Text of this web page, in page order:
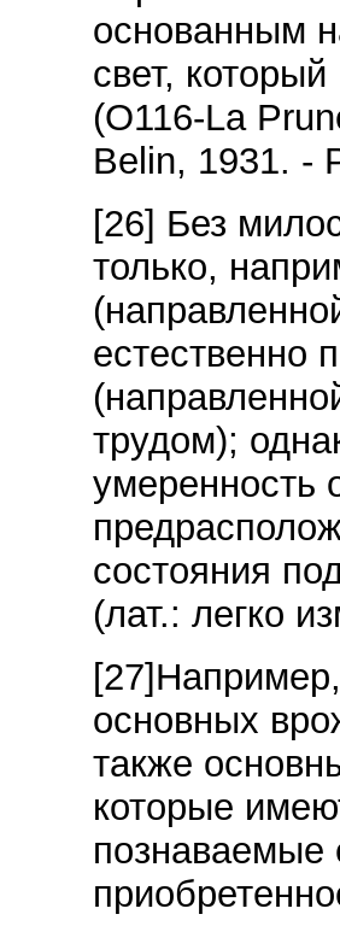
основанным
свет,
(O116-La
Belin, 1931. -
[26] Без
только,
естественно
трудом);
умеренность
состояния
(лат.: легко
основных
также
которые
познаваемые